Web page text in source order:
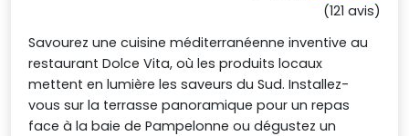
(121 avis)
Savourez une cuisine méditerranéenne inventive au
restaurant Dolce Vita, où les produits locaux
mettent en lumière les saveurs du Sud. Installez-
vous sur la terrasse panoramique pour un repas
face à la baie de Pampelonne ou dégustez un